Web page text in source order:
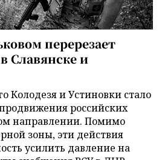
перерезает
Славянске и
Колодезя и Устиновки стало
российских
направлении. Помимо
зоны, эти действия
усилить давление на